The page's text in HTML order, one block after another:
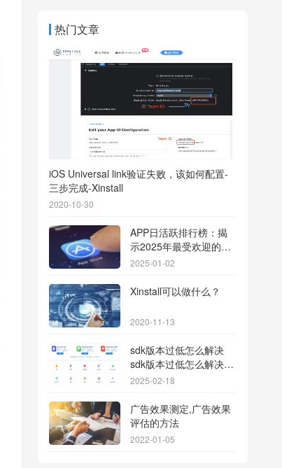
热门文章
iOS Universal link验证失败，该如何配置-
三步完成-Xinstall
2020-10-30
APP日活跃排行榜：揭
示2025年最受欢迎的应
用背后的秘密
2025-01-02
Xinstall可以做什么？
2020-11-13
sdk版本过低怎么解决
sdk版本过低怎么解决华
为
2025-02-18
广告效果测定,广告效果
评估的方法
2022-01-05